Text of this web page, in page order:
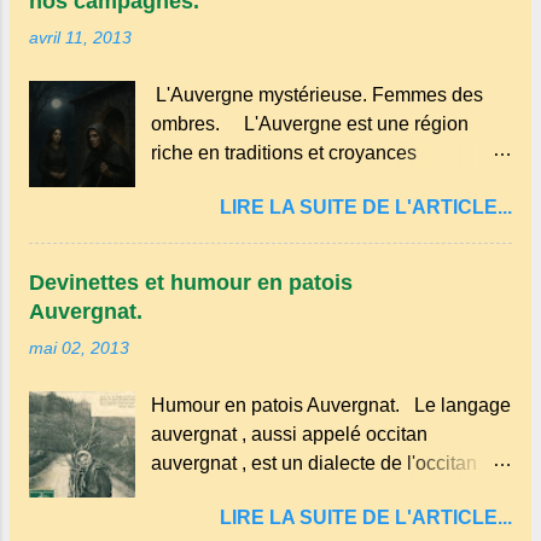
poulailler et la farine du grenier. Pas de
fioritures ...
Millard aux cerises. Prévoyez 500 g de
de farine, 50g de sucre un verre de lait, 1
pincée de sel et 30 g de beurre.
Commencez par équeuter les cerises
passez les sous l'eau rapidement, puis
séchez-les sur un torchon.
avril 11, 2013
L'Auvergne mystérieuse. Femmes des
ombres. L'Auvergne est une région
riche en traditions et croyances
croyances qui ont marqué ses
campagnes : Superstitions : Le pain
convives tourne son pain à l’envers, les
aperçoit, il remet le pain sur le bon coté,
mais il doit payer autant de bouteilles de
vin qu’il y a de couteaux ou de fourchettes
d’Ambert). Les quatre chemins. Quand
LIRE LA SUITE DE L'ARTICLE...
Devinettes et humour en patois
Auvergnat.
mai 02, 2013
Humour en patois Auvergnat. Le langage
auvergnat , aussi appelé occitan
auvergnat , est un dialecte de l'occitan
certaines parties du Massif central . Il
LIRE LA SUITE DE L'ARTICLE...